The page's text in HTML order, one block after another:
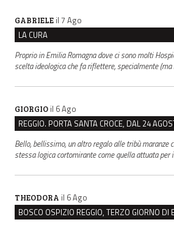
GABRIELE il 7 Ago
LA CURA
Proprio in Emilia Romagna dove ci sono molti
scelta ideologica che fa riflettere, specialmente
GIORGIO il 6 Ago
Bello, bellissimo, un altro regalo alle tribù maranze
stessa logica cortomirante come quella attuata per
THEODORA il 6 Ago